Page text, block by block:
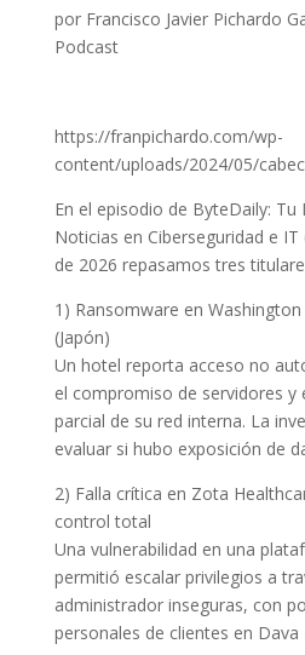
por Francisco Javier Pichardo
Podcast
https://franpichardo.com/wp-
content/uploads/2024/05/
En el episodio de ByteDaily: Tu
Noticias en Ciberseguridad e
de 2026 repasamos tres
1) Ransomware en
(Japón)
Un hotel reporta acceso no
el compromiso de servidores y
parcial de su red interna. La
evaluar si hubo exposición de
2) Falla crítica en Zota
control total
Una vulnerabilidad en una
permitió escalar privilegios a
administrador inseguras, con
personales de clientes en Dava